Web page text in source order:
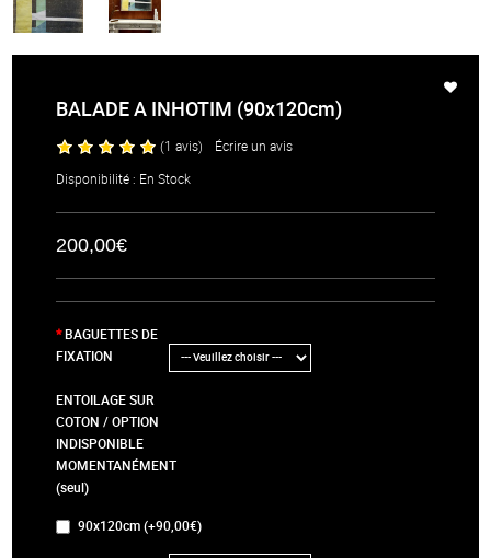
BALADE A INHOTIM (90x120cm)
(1 avis) Écrire un avis
Disponibilité : En Stock
200,00€
BAGUETTES DE
FIXATION
ENTOILAGE SUR
COTON / OPTION
INDISPONIBLE
MOMENTANÉMENT
(seul)
90x120cm (+90,00€)